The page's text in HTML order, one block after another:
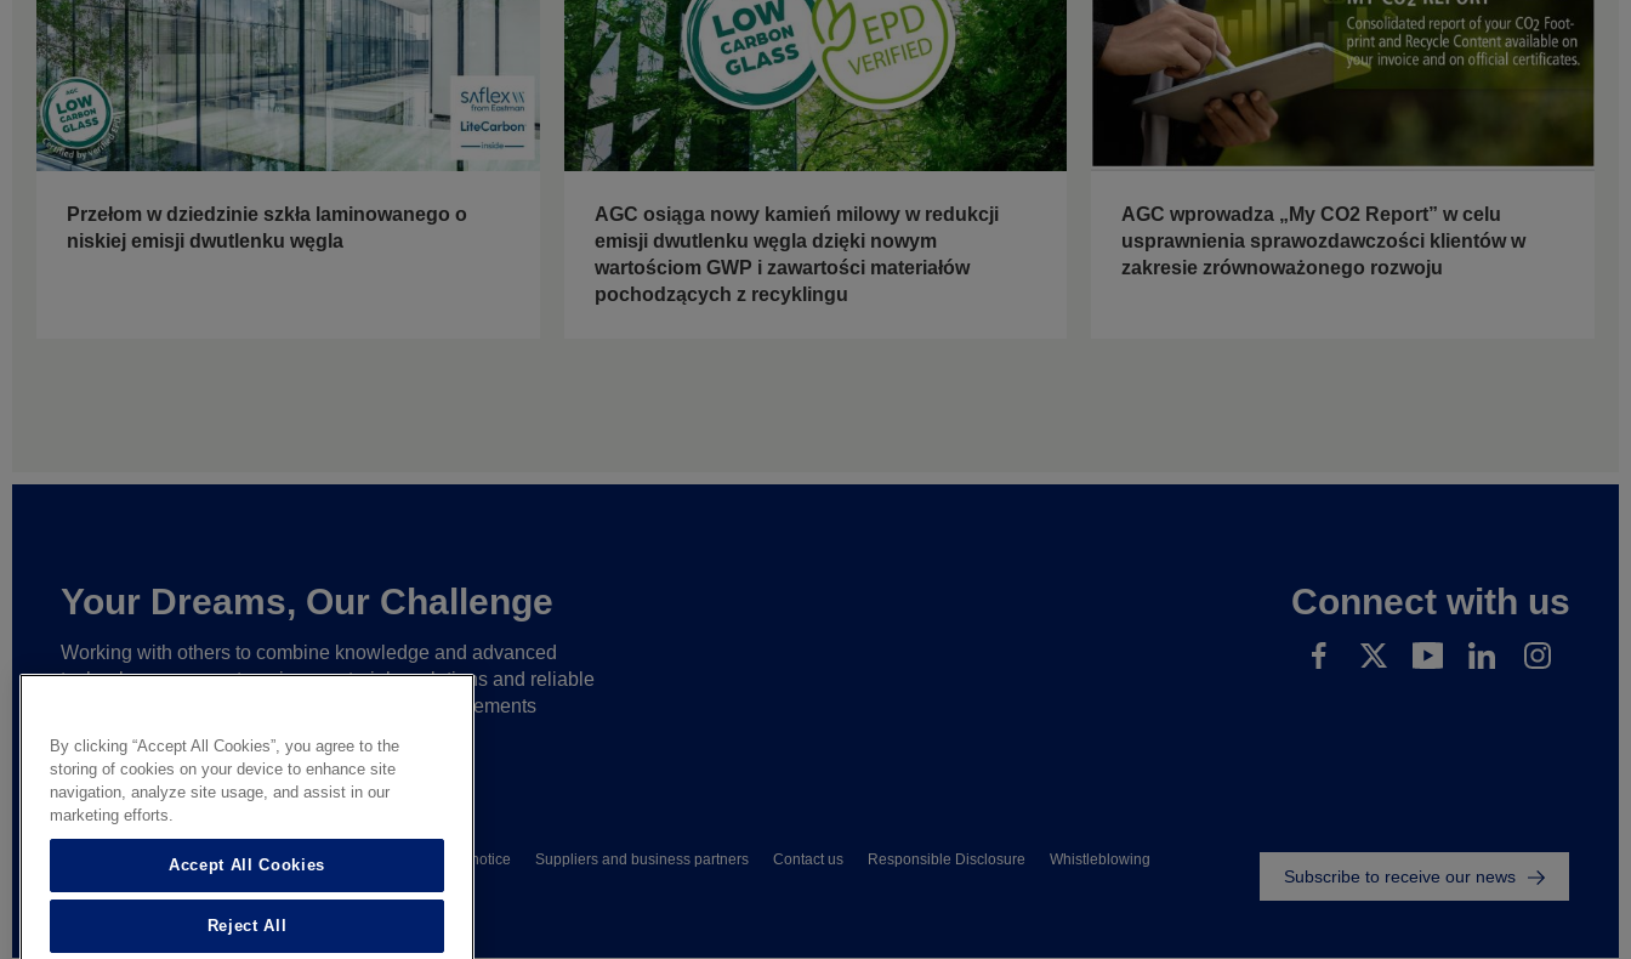
Przełom w dziedzinie szkła laminowanego o
niskiej emisji dwutlenku węgla
AGC osiąga nowy kamień milowy w redukcji
emisji dwutlenku węgla dzięki nowym
wartościom GWP i zawartości materiałów
pochodzących z recyklingu
AGC wprowadza „My CO2 Report” w celu
usprawnienia sprawozdawczości klientów w
zakresie zrównoważonego rozwoju
Your Dreams, Our Challenge
Working with others to combine knowledge and advanced
technology,we create unique materials, solutions and reliable
that help make ever greater achievements
Connect with us
Footer
© AGC Glass Europe 2026 Wettelijke informatie Privacy notice Suppliers and business partners Contact us Responsible Disclosure
Whistleblowing
General terms of sale
Subscribe to receive our news
By clicking “Accept All Cookies”, you agree to the
storing of cookies on your device to enhance site
navigation, analyze site usage, and assist in our
marketing efforts.
Accept All Cookies
Reject All